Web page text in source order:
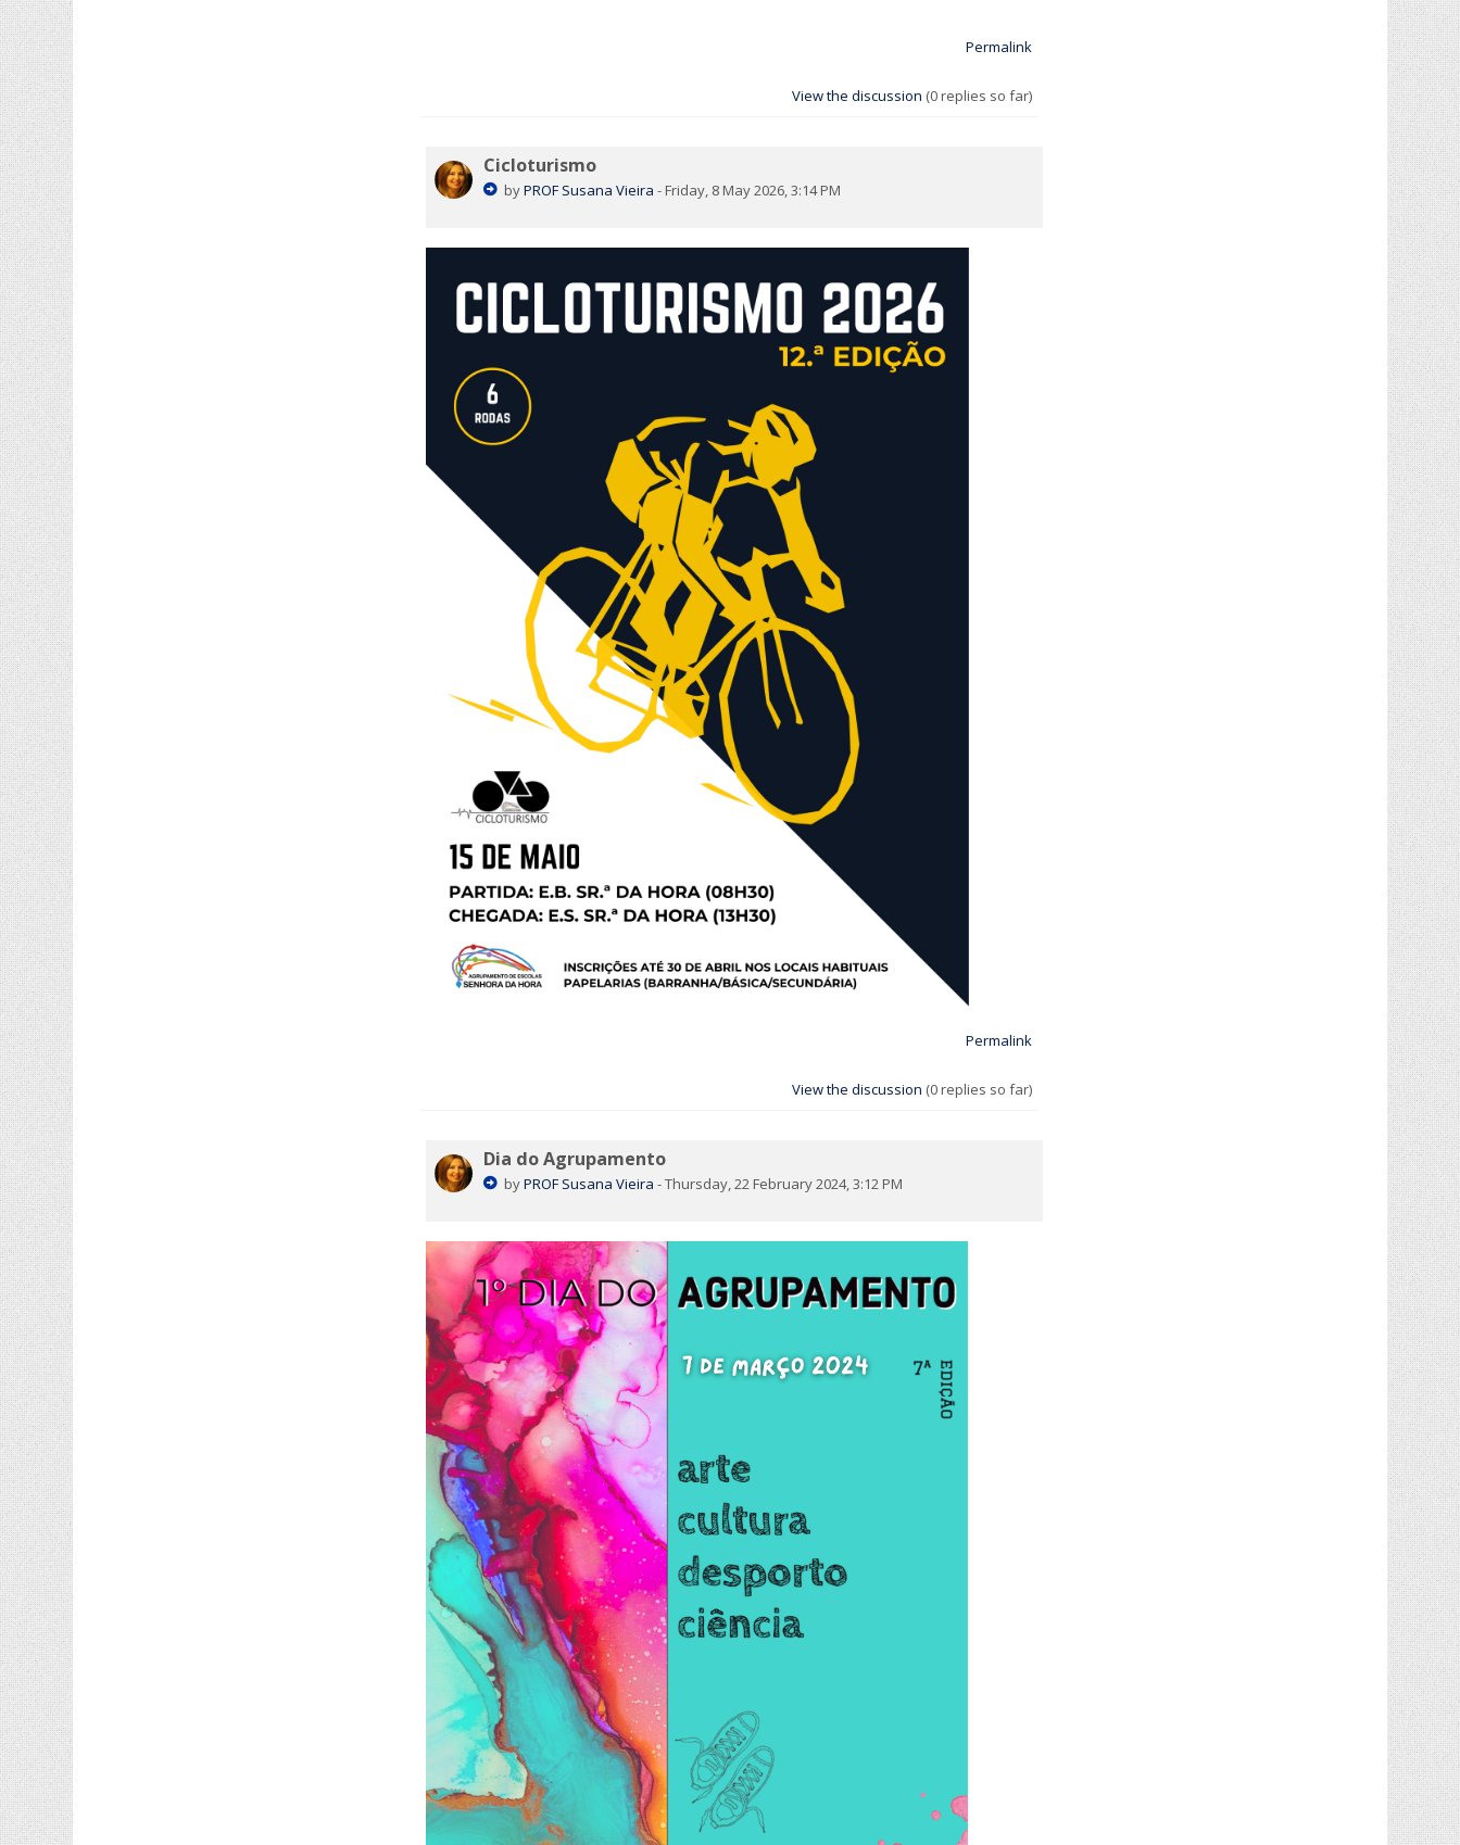
Permalink
View the discussion (0 replies so far)
Cicloturismo
byPROF Susana Vieira - Friday, 8 May 2026, 3:14 PM
Permalink
View the discussion (0 replies so far)
Dia do Agrupamento
byPROF Susana Vieira -Thursday, 22 February 2024, 3:12 PM